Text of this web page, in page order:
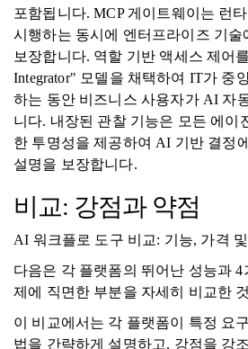
포함됩니다. MCP 게이트웨이는 런
시행하는 동시에 엔터프라이즈 기술
보장합니다. 역할 기반 액세스 제어
Integrator" 모델을 채택하여 IT가 중
하는 동안 비즈니스 사용자가 AI 자
니다. 내장된 관찰 기능은 모든 에이
한 투명성을 제공하여 AI 기반 결정
설명을 보장합니다.
비교: 강점과 약점
AI 워크플로 도구 비교: 기능, 가격
다음은 각 플랫폼의 뛰어난 성능과
제에 직면한 부분을 자세히 비교한
이 비교에서는 각 플랫폼이 특정 요
법을 간략하게 설명하고, 강점을 강